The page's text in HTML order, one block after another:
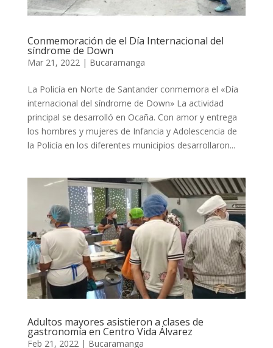
Conmemoración de el Día Internacional del
síndrome de Down
Mar 21, 2022 | Bucaramanga
La Policía en Norte de Santander conmemora el «Día
internacional del síndrome de Down» La actividad
principal se desarrolló en Ocaña. Con amor y entrega
los hombres y mujeres de Infancia y Adolescencia de
la Policía en los diferentes municipios desarrollaron...
Adultos mayores asistieron a clases de
gastronomía en Centro Vida Álvarez
Feb 21, 2022| Bucaramanga